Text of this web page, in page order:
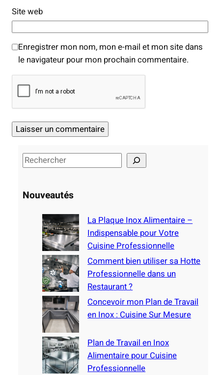
Site web
Enregistrer mon nom, mon e-mail et mon site dans
le navigateur pour mon prochain commentaire.
S
e
r
Nouveautés
La Plaque Inox Alimentaire –
Indispensable pour Votre
Cuisine Professionnelle
Comment bien utiliser sa Hotte
Professionnelle dans un
Restaurant ?
Concevoir mon Plan de Travail
en Inox : Cuisine Sur Mesure
Plan de Travail en Inox
Alimentaire pour Cuisine
Professionnelle